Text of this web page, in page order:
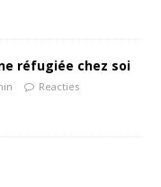
réfugiée chez soi
Reacties